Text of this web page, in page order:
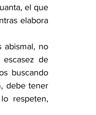
el que
elabora
abismal, no
de
buscando
debe tener
respeten,